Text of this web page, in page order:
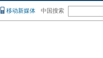
移动新媒体 中国搜索